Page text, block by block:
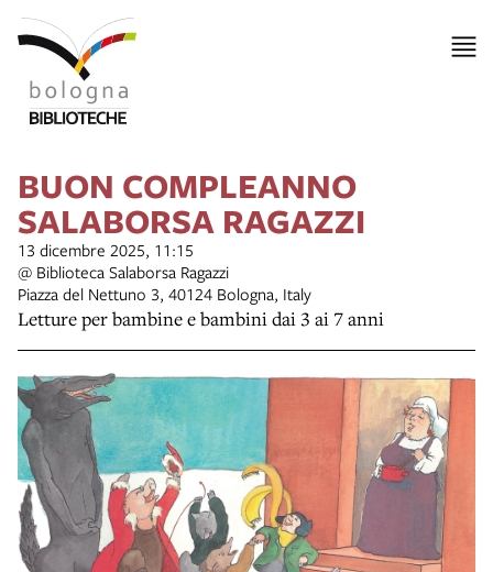
BUON COMPLEANNO
SALABORSA RAGAZZI
13 dicembre 2025, 11:15
@ Biblioteca Salaborsa Ragazzi
Piazza del Nettuno 3, 40124 Bologna, Italy
Letture per bambine e bambini dai 3 ai 7 anni